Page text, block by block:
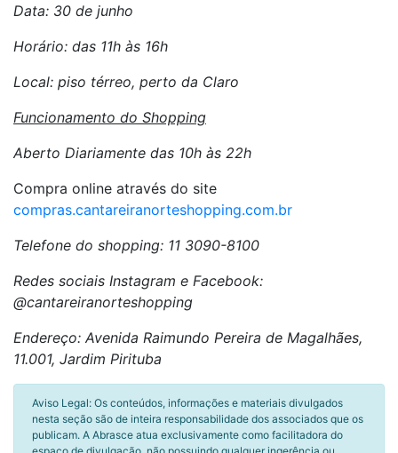
Data: 30 de junho
Horário: das 11h às 16h
Local: piso térreo, perto da Claro
Funcionamento do Shopping
Aberto Diariamente das 10h às 22h
Compra online através do site
compras.cantareiranorteshopping.com.br
Telefone do shopping: 11 3090-8100
Redes sociais Instagram e Facebook:
@cantareiranorteshopping
Endereço: Avenida Raimundo Pereira de Magalhães,
11.001, Jardim Pirituba
Aviso Legal: Os conteúdos, informações e materiais divulgados
nesta seção são de inteira responsabilidade dos associados que os
publicam. A Abrasce atua exclusivamente como facilitadora do